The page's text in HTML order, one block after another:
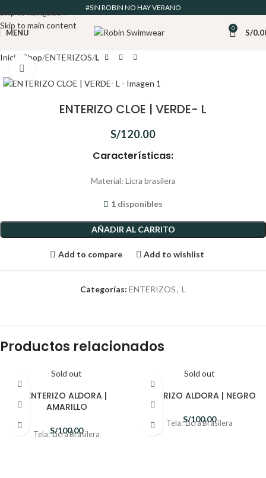
Skip to main content
#SIN ROBIN NO HAY VERANO
MENU 0 S/
Inicio Shop ENTERIZOS L
ENTERIZO CLOE | VERDE- L
S/120.00
Características:
Material: Licra brasilera
1 disponibles
AÑADIR AL CARRITO
Add to compare Add to wishlist
Categorías: ENTERIZOS, L
Productos relacionados
Sold out
ENTERIZO ALDORA |
AMARILLO
S/100.00
Tela: Licra Brasilera
Sold out
ENTERIZO ALDORA | NEGRO
S/100.00
Tela: Licra Brasilera